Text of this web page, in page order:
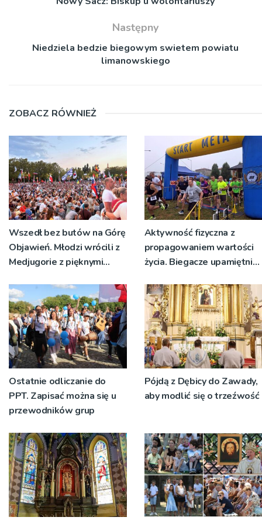
Następny
Niedziela bedzie biegowym swietem powiatu
limanowskiego
ZOBACZ RÓWNIEŻ
Wszedł bez butów na Górę
Objawień. Młodzi wrócili z
Medjugorie z pięknymi
Aktywność fizyczna z
propagowaniem wartości
życia. Biegacze upamiętnili
Ostatnie odliczanie do
PPT. Zapisać można się u
przewodników grup
Pójdą z Dębicy do Zawady,
aby modlić się o trzeźwość